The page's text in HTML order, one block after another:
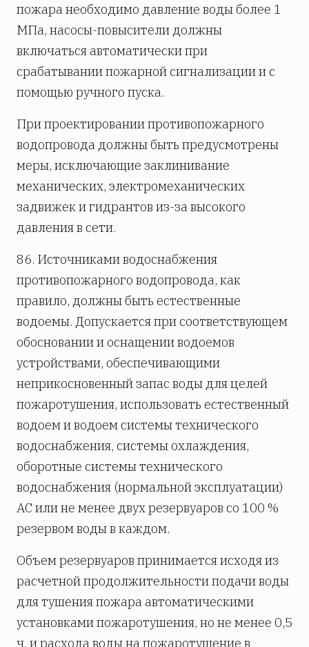
пожара необходимо давление воды более 1
МПа, насосы-повысители должны
включаться автоматически при
срабатывании пожарной сигнализации и с
помощью ручного пуска.
При проектировании противопожарного
водопровода должны быть предусмотрены
меры, исключающие заклинивание
механических, электромеханических
задвижек и гидрантов из-за высокого
давления в сети.
86. Источниками водоснабжения
противопожарного водопровода, как
правило, должны быть естественные
водоемы. Допускается при соответствующем
обосновании и оснащении водоемов
устройствами, обеспечивающими
неприкосновенный запас воды для целей
пожаротушения, использовать естественный
водоем и водоем системы технического
водоснабжения, системы охлаждения,
оборотные системы технического
водоснабжения (нормальной эксплуатации)
АС или не менее двух резервуаров со 100 %
резервом воды в каждом.
Объем резервуаров принимается исходя из
расчетной продолжительности подачи воды
для тушения пожара автоматическими
установками пожаротушения, но не менее 0,5
ч, и расхода воды на пожаротушение в